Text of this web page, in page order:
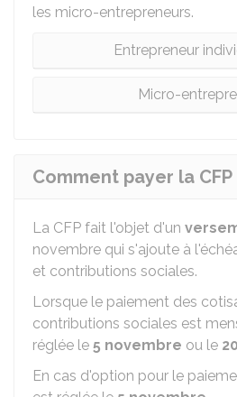
les micro-entrepreneurs.
Entrepreneur
Micro-
Comment payer la CFP
La CFP fait l'objet d'un
novembre qui s'ajoute à
et contributions sociales.
Lorsque le paiement des
contributions sociales est
réglée le 5 novembre ou le
En cas d'option pour le